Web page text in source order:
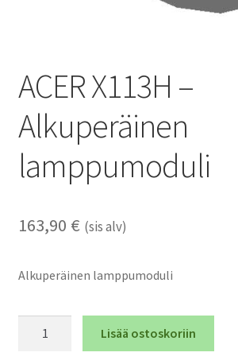
ACER X113H –
Alkuperäinen
lamppumoduli
163,90 € (sis alv)
Alkuperäinen lamppumoduli
Lisää ostoskoriin